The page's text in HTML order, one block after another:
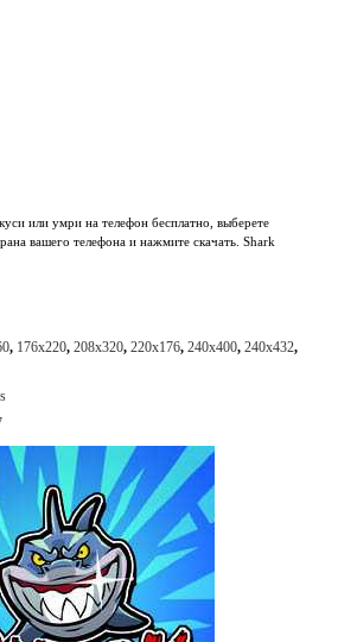
или умри на телефон бесплатно, выберете
вашего телефона и нажмите скачать. Shark
, 176x220, 208x320, 220x176, 240x400, 240x432,